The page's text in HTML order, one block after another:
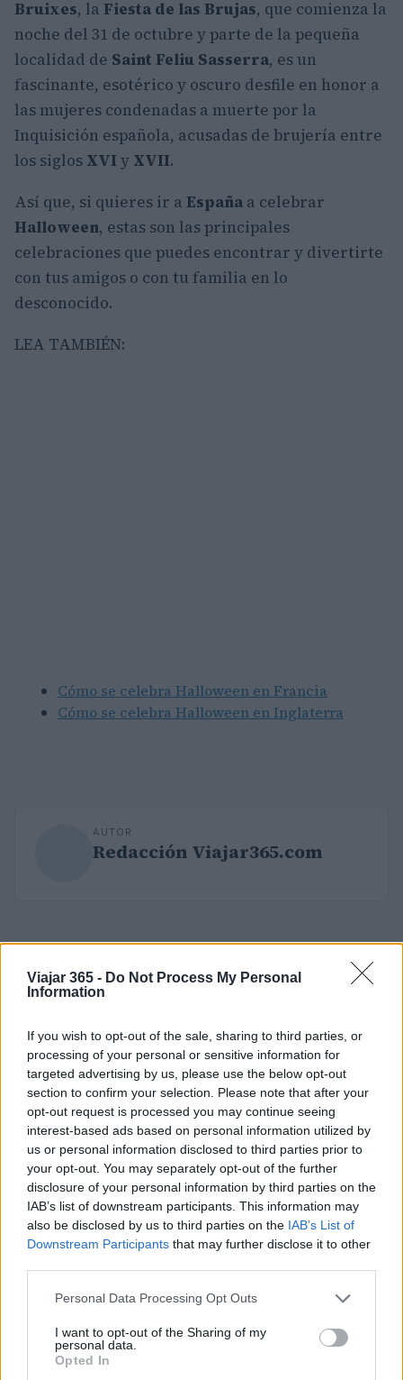
Viajar 365 - Do Not Process My Personal
Information
If you wish to opt-out of the sale, sharing to third parties, or
processing of your personal or sensitive information for
targeted advertising by us, please use the below opt-out
section to confirm your selection. Please note that after your
opt-out request is processed you may continue seeing
interest-based ads based on personal information utilized by
us or personal information disclosed to third parties prior to
your opt-out. You may separately opt-out of the further
disclosure of your personal information by third parties on the
IAB’s list of downstream participants. This information may
also be disclosed by us to third parties on the IAB’s List of
Downstream Participants that may further disclose it to other
Please note that this website/app uses one or more Google
not limited to your visit or usage behaviour. You may click to
grant or deny consent to Google and its third-party tags to
use your data for below specified purposes in below Google
Personal Data Processing Opt Outs
I want to opt-out of the Sharing of my
personal data.
Opted In
Bruixes, la Fiesta de las Brujas, que comienza la
noche del 31 de octubre y parte de la pequeña
localidad de Saint Feliu Sasserra, es un
fascinante, esotérico y oscuro desfile en honor a
las mujeres condenadas a muerte por la
Inquisición española, acusadas de brujería entre
los siglos XVI y XVII.
Así que, si quieres ir a España a celebrar
Halloween, estas son las principales
celebraciones que puedes encontrar y divertirte
con tus amigos o con tu familia en lo
desconocido.
LEA TAMBIÉN:
Cómo se celebra Halloween en Francia
Cómo se celebra Halloween en Inglaterra
AUTOR
Redacción Viajar365.com
CURIOSIDADES